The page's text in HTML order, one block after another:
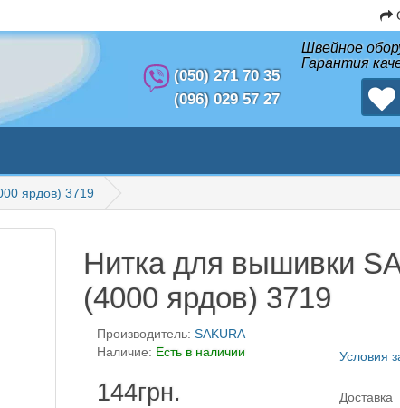
(050) 271 70 35
(096) 029 57 27
Швейное
Гарантия
ярдов) 3719
Нитка для вышивки
(4000 ярдов) 3719
Производитель: SAKURA
Наличие: Есть в наличии
144грн.
Условия
Доставка